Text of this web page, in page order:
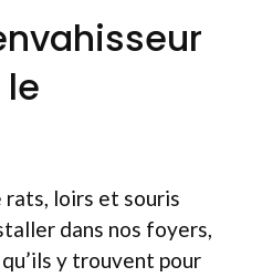
rats, loirs et souris
dans nos foyers,
y trouvent pour